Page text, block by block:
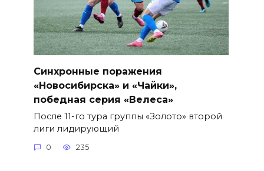
Синхронные поражения
«Новосибирска» и «Чайки»,
победная серия «Велеса»
После 11-го тура группы «Золото» второй
лиги лидирующий
0 235